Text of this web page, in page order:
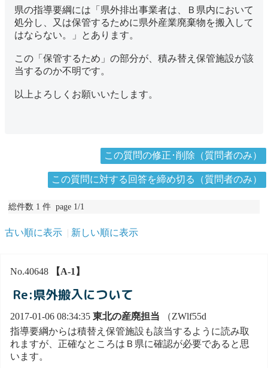
県の指導要綱には「県外排出事業者は、Ｂ県内において
処分し、又は保管するために県外産業廃棄物を搬入して
はならない。」とあります。
この「保管するため」の部分が、積み替え保管施設が該
当するのか不明です。
以上よろしくお願いいたします。
この質問の修正･削除（質問者のみ）
この質問に対する回答を締め切る（質問者のみ）
総件数 1 件 page 1/1
古い順に表示 新しい順に表示
No.40648 【A-1】
Re:県外搬入について
2017-01-06 08:34:35 東北の産廃担当 （ZWlf55d
指導要綱からは積替え保管施設も該当するように読み取
れますが、正確なところはＢ県に確認が必要であると思
います。